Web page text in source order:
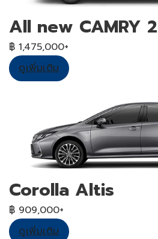
All new CAMRY
฿ 1,475,000+
ดูเพิ่มเติม
Corolla Altis
฿ 909,000+
ดูเพิ่มเติม